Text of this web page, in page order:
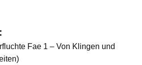
Fae 1 – Von Klingen und